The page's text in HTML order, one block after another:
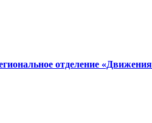
отделение